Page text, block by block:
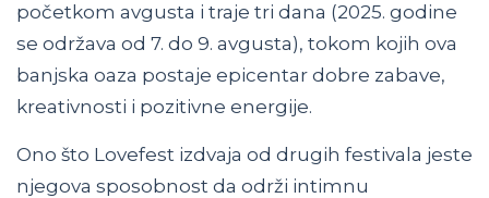
početkom avgusta i traje tri dana (2025. godine
se održava od 7. do 9. avgusta), tokom kojih ova
banjska oaza postaje epicentar dobre zabave,
kreativnosti i pozitivne energije.
Ono što Lovefest izdvaja od drugih festivala jeste
njegova sposobnost da održi intimnu